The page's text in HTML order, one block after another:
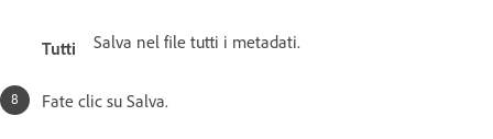
Tutti Salva nel file tutti i metadati.
Fate clic su Salva.